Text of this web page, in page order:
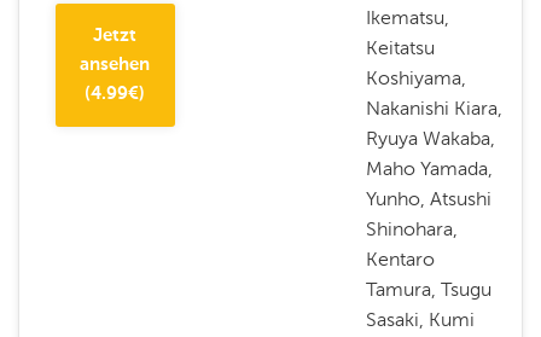
Jetzt
ansehen
(4.99€)
Ikematsu,
Keitatsu
Koshiyama,
Nakanishi Kiara,
Ryuya Wakaba,
Maho Yamada,
Yunho, Atsushi
Shinohara,
Kentaro
Tamura, Tsugu
Sasaki, Kumi